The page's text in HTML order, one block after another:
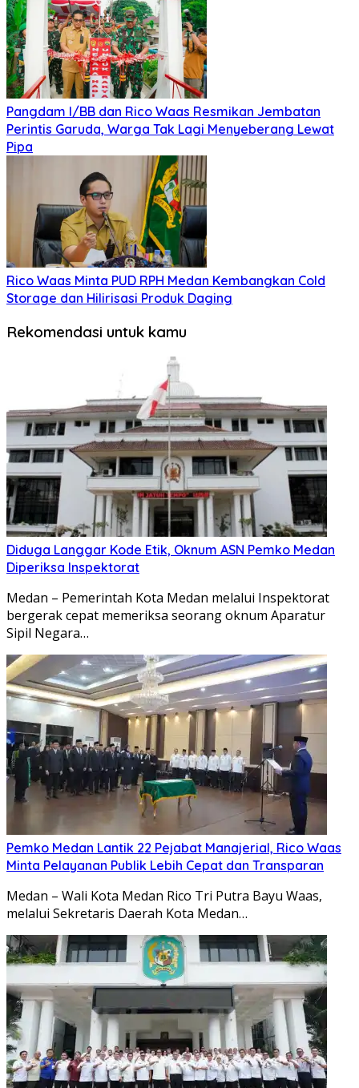
Pangdam I/BB dan Rico Waas Resmikan Jembatan
Perintis Garuda, Warga Tak Lagi Menyeberang Lewat
Pipa
Rico Waas Minta PUD RPH Medan Kembangkan Cold
Storage dan Hilirisasi Produk Daging
Rekomendasi untuk kamu
Diduga Langgar Kode Etik, Oknum ASN Pemko Medan
Diperiksa Inspektorat
Medan – Pemerintah Kota Medan melalui Inspektorat
bergerak cepat memeriksa seorang oknum Aparatur
Sipil Negara…
Pemko Medan Lantik 22 Pejabat Manajerial, Rico Waas
Minta Pelayanan Publik Lebih Cepat dan Transparan
Medan – Wali Kota Medan Rico Tri Putra Bayu Waas,
melalui Sekretaris Daerah Kota Medan…